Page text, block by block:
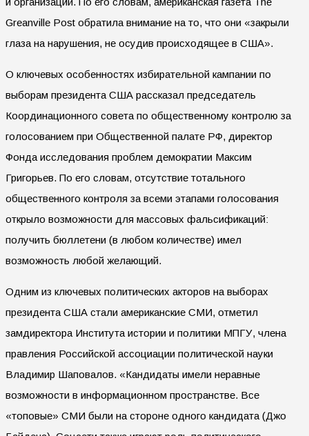
Greanville Post обратила внимание на то, что они «закрыли
глаза на нарушения, не осудив происходящее в США».
О ключевых особенностях избирательной кампании по
выборам президента США рассказал председатель
Координационного совета по общественному контролю за
голосованием при Общественной палате РФ, директор
Фонда исследования проблем демократии Максим
Григорьев. По его словам, отсутствие тотального
общественного контроля за всеми этапами голосования
открыло возможности для массовых фальсификаций:
получить бюллетени (в любом количестве) имел
возможность любой желающий.
Одним из ключевых политических акторов на выборах
президента США стали американские СМИ, отметил
замдиректора Института истории и политики МПГУ, члена
правления Российской ассоциации политической науки
Владимир Шаповалов. «Кандидаты имели неравные
возможности в информационном пространстве. Все
«топовые» СМИ были на стороне одного кандидата (Джо